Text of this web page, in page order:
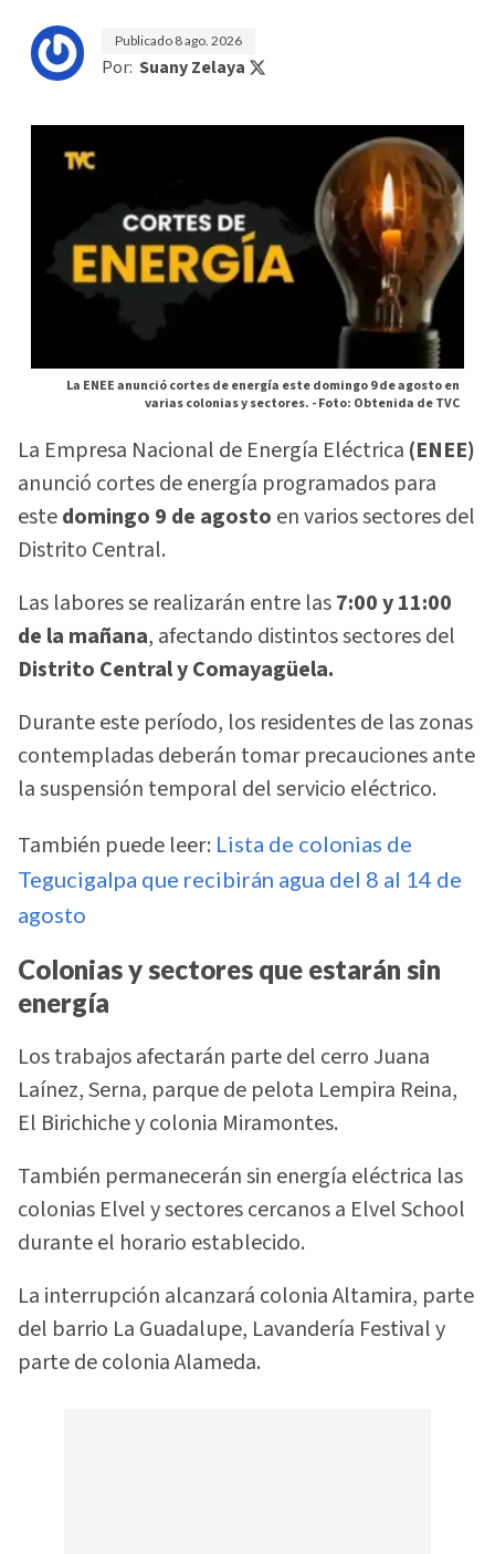
Publicado 8 ago. 2026
Por: Suany Zelaya
La ENEE anunció cortes de energía este domingo 9 de agosto en
varias colonias y sectores. -Foto: Obtenida de TVC
La Empresa Nacional de Energía Eléctrica (ENEE)
anunció cortes de energía programados para
estedomingo 9 de agosto en varios sectores del
Distrito Central.
Las labores se realizarán entre las7:00 y 11:00
de la mañana, afectando distintos sectores del
Distrito Central y Comayagüela.
Durante este período, los residentes de las zonas
contempladas deberán tomar precauciones ante
la suspensión temporal del servicio eléctrico.
También puede leer: Lista de colonias de
Tegucigalpa que recibirán agua del 8 al 14 de
agosto
Colonias y sectores que estarán sin
energía
Los trabajos afectarán parte del cerro Juana
Laínez, Serna, parque de pelota Lempira Reina,
El Birichiche y colonia Miramontes.
También permanecerán sin energía eléctrica las
colonias Elvel y sectores cercanos a Elvel School
durante el horario establecido.
La interrupción alcanzará colonia Altamira, parte
del barrio La Guadalupe, Lavandería Festival y
parte de colonia Alameda.